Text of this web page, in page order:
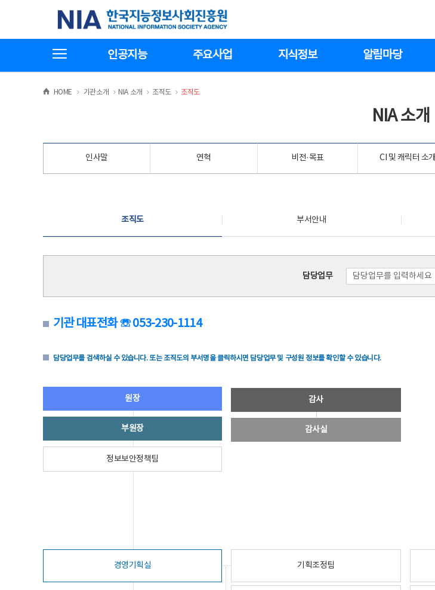
기
한국지능정보사회진흥원
인공지능 주요사업 지식정보 알림마당
HOME >
기관소개 >NIA 소개 >
조직도 >
조직도
NIA 소개
인사말 연혁 비전·목표 CI 및 캐릭터 소개
조직도 부서안내
담당업무
기관 대표전화 ☏ 053-230-1114
담당업무를 검색하실 수 있습니다. 또는 조직도의 부서명을 클릭하시면 담당업무 및 구성원 정보를 확인할 수 있습니다.
원장
부원장
정보보안정책팀
감사
감사실
경영기획실 기획조정팀